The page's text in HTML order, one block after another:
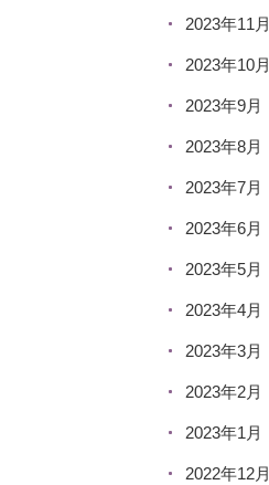
2023年11月
2023年10月
2023年9月
2023年8月
2023年7月
2023年6月
2023年5月
2023年4月
2023年3月
2023年2月
2023年1月
2022年12月